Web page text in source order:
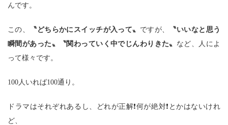
んです。
この、 〝どちらかにスイッチが入って〟 ですが、
〝いいなと思う
瞬間があった〟〝関わっていく中でじんわりきた〟 など、人によ
って様々です。
100人いれば100通り。
ドラマはそれぞれあるし、どれが正解❗何が絶対❗とかはないけれ
ど、